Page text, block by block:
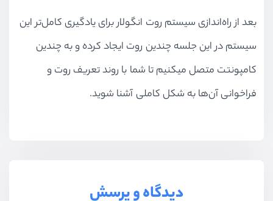
ایجاد سرویس احرازهویت فیک
بخش دهم آشنایی با Observable
بخش یازدهم درخواست HTTP و Firebase
بعد از راه‌اندازی سیستم روت انگولار برای یادگیری کامل‌تر این
سیستم در این جلسه چندین روت ایجاد کرده و به چندین
کامپونتت متصل میکنیم تا شما با روند تعریف روت و
فراخوانی آن‌ها به شکل کاملی آشنا شوید.
دیدگاه و پرسش